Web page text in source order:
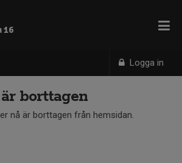
Logga in
16
borttagen
nå är borttagen från hemsidan.